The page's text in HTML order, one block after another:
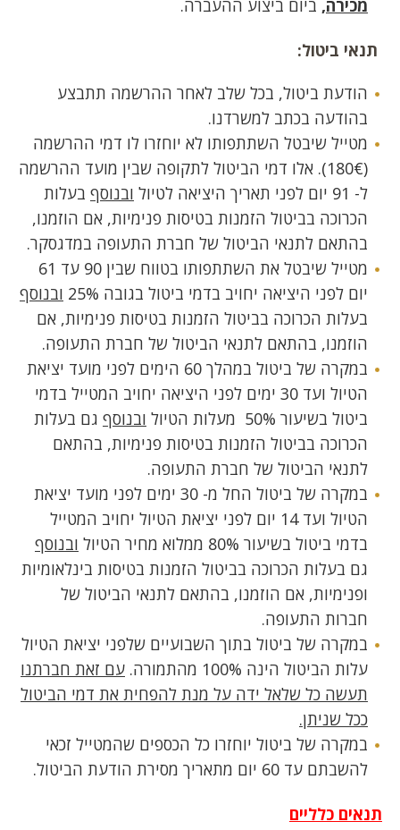
מכירה, ביום ביצוע ההעברה.
תנאי ביטול:
הודעת ביטול, בכל שלב לאחר ההרשמה תתבצע
בהודעה בכתב למשרדנו.
מטייל שיבטל השתתפותו לא יוחזרו לו דמי ההרשמה
(180€). אלו דמי הביטול לתקופה שבין מועד ההרשמה
ל- 91 יום לפני תאריך היציאה לטיול
ובנוסף בעלות
הכרוכה בביטול הזמנות בטיסות פנימיות, אם הוזמנו,
בהתאם לתנאי הביטול של חברת התעופה במדגסקר.
מטייל שיבטל את השתתפותו בטווח שבין 90 עד 61
יום לפני היציאה יחויב בדמי ביטול בגובה 25%
ובנוסף
בעלות הכרוכה בביטול הזמנות בטיסות פנימיות, אם
הוזמנו, בהתאם לתנאי הביטול של חברת התעופה.
במקרה של ביטול במהלך 60 הימים לפני מועד יציאת
הטיול ועד 30 ימים לפני היציאה יחויב המטייל בדמי
ביטול בשיעור 50% מעלות הטיול
ובנוסף גם בעלות
הכרוכה בביטול הזמנות בטיסות פנימיות, בהתאם
לתנאי הביטול של חברת התעופה.
במקרה של ביטול החל מ- 30 ימים לפני מועד יציאת
הטיול ועד 14 יום לפני יציאת הטיול יחויב המטייל
בדמי ביטול בשיעור 80% ממלוא מחיר הטיול
ובנוסף
גם בעלות הכרוכה בביטול הזמנות בטיסות בינלאומיות
ופנימיות, אם הוזמנו, בהתאם לתנאי הביטול של
חברות התעופה.
במקרה של ביטול בתוך השבועיים שלפני יציאת הטיול
עלות הביטול הינה 100% מהתמורה.
עם זאת חברתנו
תעשה כל שלאל ידה על מנת להפחית את דמי הביטול
ככל שניתן.
במקרה של ביטול יוחזרו כל הכספים שהמטייל זכאי
להשבתם עד 60 יום מתאריך מסירת הודעת הביטול.
תנאים כלליים